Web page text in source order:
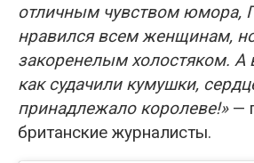
отличным чувством юмора,
нравился всем женщинам,
закоренелым холостяком. А
как судачили кумушки,
принадлежало королеве!»—
британские журналисты.